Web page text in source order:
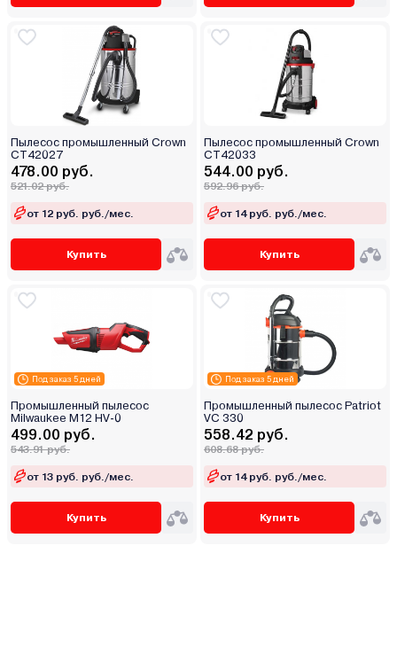
Пылесос промышленный Crown
CT42027
478.00 руб.
521.02 руб.
от 12 руб. руб./мес.
Купить
Пылесос промышленный Crown
CT42033
544.00 руб.
592.96 руб.
от 14 руб. руб./мес.
Купить
Под заказ 5 дней
Промышленный пылесос
Milwaukee M12 HV-0
499.00 руб.
543.91 руб.
от 13 руб. руб./мес.
Купить
Под заказ 5 дней
Промышленный пылесос Patriot
VC 330
558.42 руб.
608.68 руб.
от 14 руб. руб./мес.
Купить